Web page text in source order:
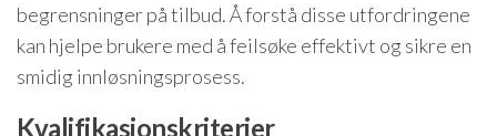
begrensninger på tilbud. Å forstå disse utfordringene
kan hjelpe brukere med å feilsøke effektivt og sikre en
smidig innløsningsprosess.
Kvalifikasjonskriterier